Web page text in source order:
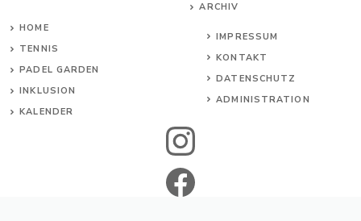
ARCHIV
HOME
TENNIS
PADEL GARDEN
INKLUSION
KALENDER
IMPRESSUM
KONTAKT
DATENSCHUTZ
ADMINISTRATION